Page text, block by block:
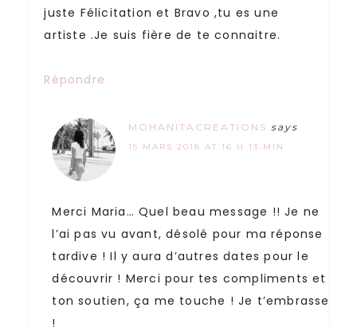
juste Félicitation et Bravo ,tu es une
artiste .Je suis fière de te connaitre.
Répondre
MOHANITACREATIONS says
15 MARS 2018 AT 16 H 13 MIN
Merci Maria… Quel beau message !! Je ne
l’ai pas vu avant, désolé pour ma réponse
tardive ! Il y aura d’autres dates pour le
découvrir ! Merci pour tes compliments et
ton soutien, ça me touche ! Je t’embrasse
!